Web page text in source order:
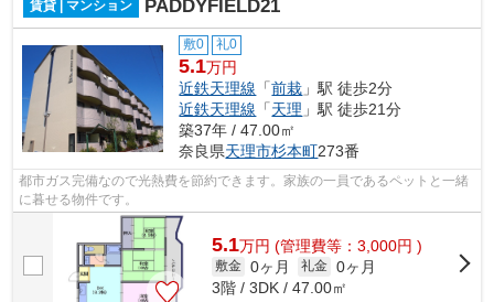
賃貸 | マンション PADDYFIELD21
敷0 礼0
5.1万円
近鉄天理線 「前栽 」駅 徒歩2分
近鉄天理線 「天理 」駅 徒歩21分
築37年 / 47.00㎡
奈良県天理市杉本町273番
都市ガス完備なので光熱費を節約できます。家族の一員であるペットと一緒
に暮せる物件です。
5.1万円 (管理費等：3,000円 )
敷金 0ヶ月 礼金 0ヶ月
3階 / 3DK / 47.00㎡